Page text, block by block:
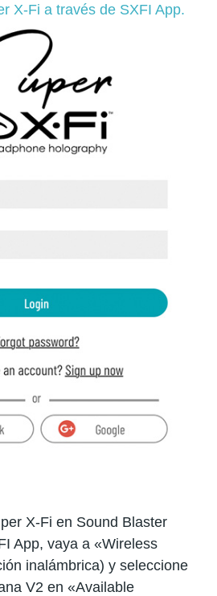
X-Fi a través de SXFI App.
X-Fi en Sound Blaster
App, vaya a «Wireless
inalámbrica) y seleccione
V2 en «Available